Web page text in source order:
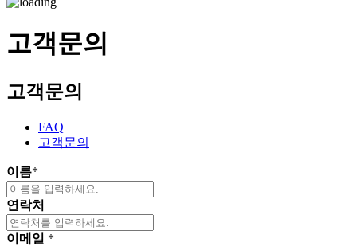
고객문의
고객문의
FAQ
고객문의
이름*
연락처
이메일 *